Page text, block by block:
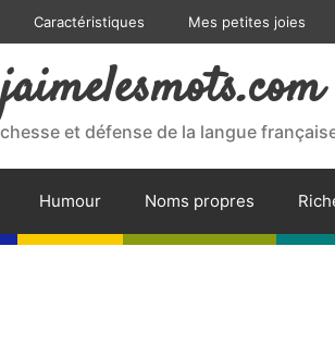
Caractéristiques Mes petites joies
jaimelesmots.com
et défense de la langue
Humour Noms propres